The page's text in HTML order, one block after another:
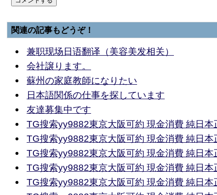
関連の記事もどうぞ！
兼职现场日语翻译（美容美发相关）
会社譲ります。
蘇州の家庭教師になりたい
日本語関係の仕事を探しています
友達募集中です
TG搜索yy9882東京大阪可約 現金消費 純日本
TG搜索yy9882東京大阪可約 現金消費 純日本
TG搜索yy9882東京大阪可約 現金消費 純日本
TG搜索yy9882東京大阪可約 現金消費 純日本
TG搜索yy9882東京大阪可約 現金消費 純日本